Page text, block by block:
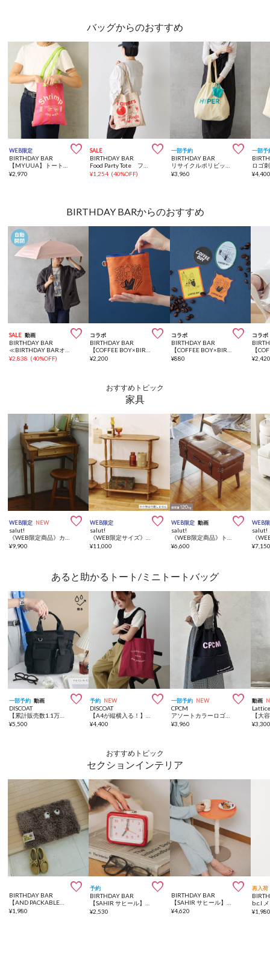
バッグからのおすすめ
WEB限定 
BIRTHDAY BAR
¥2,970
SALE 
BIRTHDAY BAR
¥1,254 (40%OFF)
一部予約 
BIRTHDAY BAR
¥3,960
一部予
¥
BIRTHDAY BARからのおすすめ
SALE 動画 
BIRTHDAY BAR
¥2,838 (40%OFF)
コラボ 
BIRTHDAY BAR
¥2,200
コラボ 
BIRTHDAY BAR
¥880
コラボ
¥
おすすめトピック
家具
WEB限定 NEW 
salut!
《WEB限定商品》カントリーライティングデスク
¥9,900
WEB限定 
salut!
《WEB限定サイズ》ワイドシェルフ3段
¥11,000
WEB限定 動画 
salut!
《WEB限定商品》トランク型脚付き収納スツール
¥6,600
WEB
salut!
¥
あると助かるトート/ミニトートバッグ
一部予約 動画 
DISCOAT
¥5,500
予約 NEW 
DISCOAT
¥4,400
一部予約 NEW 
CPCM
アソートカラーロゴトート
¥3,960
動画
¥
おすすめトピック
セクションインテリア

BIRTHDAY BAR
¥1,980
予約 
BIRTHDAY BAR
¥2,530

BIRTHDAY BAR
¥4,620
再入荷
¥